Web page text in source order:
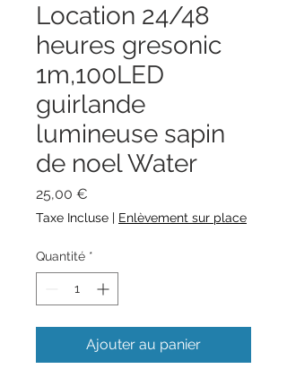
Location 24/48
heures gresonic
1m,100LED
guirlande
lumineuse sapin
de noel Water
25,00 €
Taxe Incluse | Enlèvement sur place
Quantité *
Ajouter au panier